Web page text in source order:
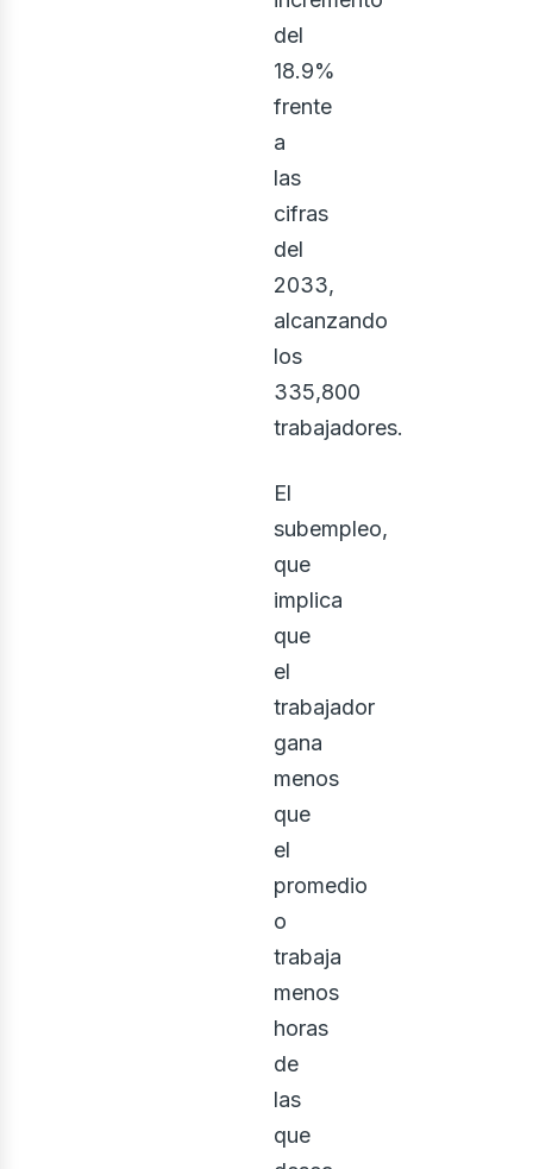
del
18.9%
frente
a
las
cifras
del
2033,
alcanzando
los
335,800
trabajadores.
El
subempleo,
que
implica
que
el
trabajador
gana
menos
que
el
promedio
o
trabaja
menos
horas
de
las
que